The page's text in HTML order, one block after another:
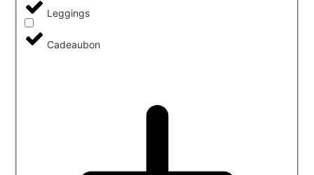
Leggings
Cadeaubon